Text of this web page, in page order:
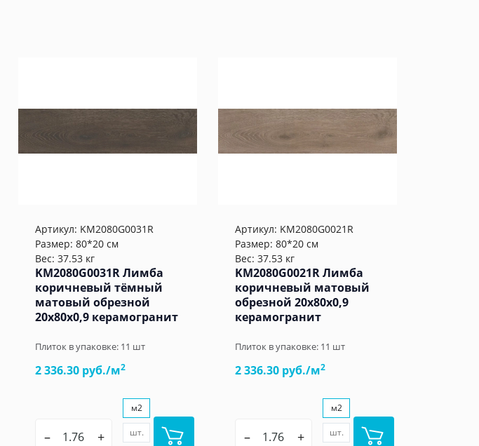
Артикул: KM2080G0031R
Размер: 80*20 см
Вес: 37.53 кг
KM2080G0031R Лимба
коричневый тёмный
матовый обрезной
20x80x0,9 керамогранит
Плиток в упаковке: 11 шт
2 336.30 руб./м2
– +
м2
шт.
Артикул: KM2080G0021R
Размер: 80*20 см
Вес: 37.53 кг
KM2080G0021R Лимба
коричневый матовый
обрезной 20x80x0,9
керамогранит
Плиток в упаковке: 11 шт
2 336.30 руб./м2
– +
м2
шт.